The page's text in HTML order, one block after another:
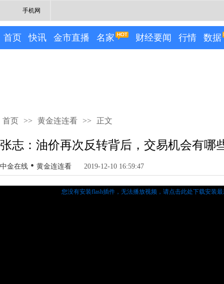
手机网
首页 快讯 金市直播 名家 财经要闻 行情 数据
首页 >> 黄金连连看 >> 正文
张志：油价再次反转背后，交易机会有哪
中金在线 • 黄金连连看 2019-12-10 16:59:47
您没有安装flash插件，无法播放视频， 请点击此处下载安装